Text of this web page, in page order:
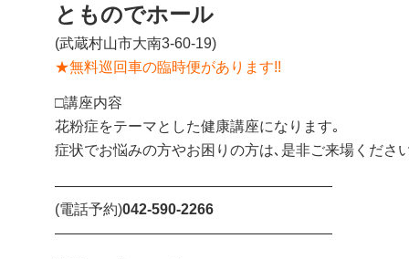
とものでホール
(武蔵村山市大南3-60-19)
★無料巡回車の臨時便があります!!
□講座内容
花粉症をテーマとした健康講座になります｡
症状でお悩みの方やお困りの方は､是非ご来場くださ
―――――――――――――――――――
(電話予約)042-590-2266
―――――――――――――――――――